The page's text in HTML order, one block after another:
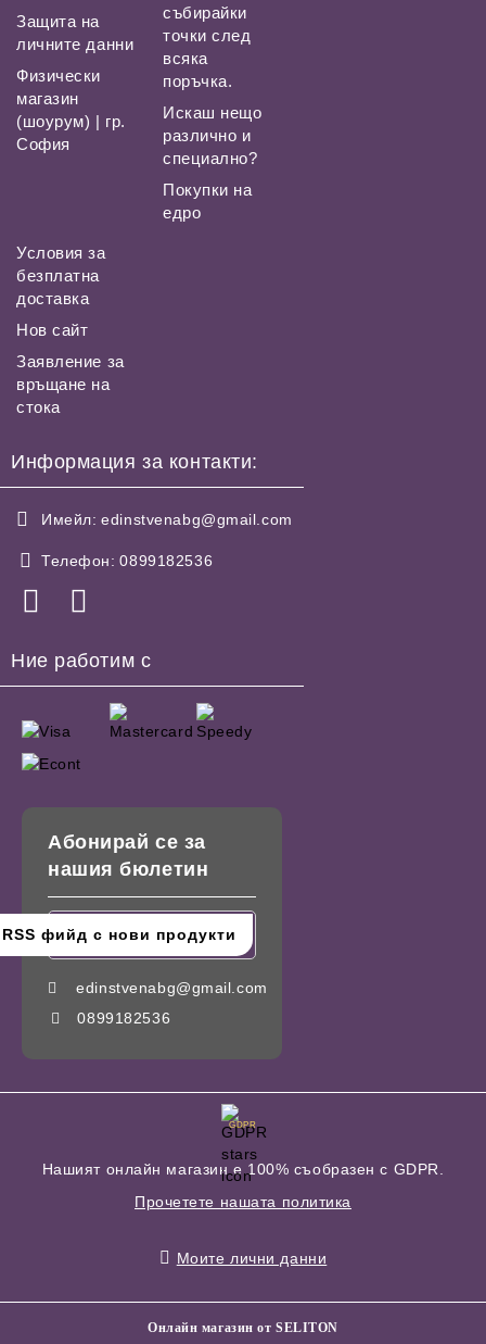
Защита на
личните данни
Физически
магазин
(шоурум) | гр.
София
събирайки
точки след
всяка
поръчка.
Искаш нещо
различно и
специално?
Покупки на
едро
Условия за
безплатна
доставка
Нов сайт
Заявление за
връщане на
стока
Информация за контакти:
Имейл: edinstvenabg@gmail.com
Телефон: 0899182536
Ние работим с
Абонирай се за
нашия бюлетин
edinstvenabg@gmail.com
0899182536
GDPR
Нашият онлайн магазин е 100% съобразен с GDPR.
Прочетете нашата политика
Моите лични данни
Онлайн магазин от SELITON